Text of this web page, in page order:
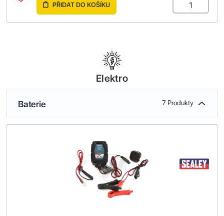
PŘIDAT DO KOŠÍKU
Elektro
Baterie 7 Produkty